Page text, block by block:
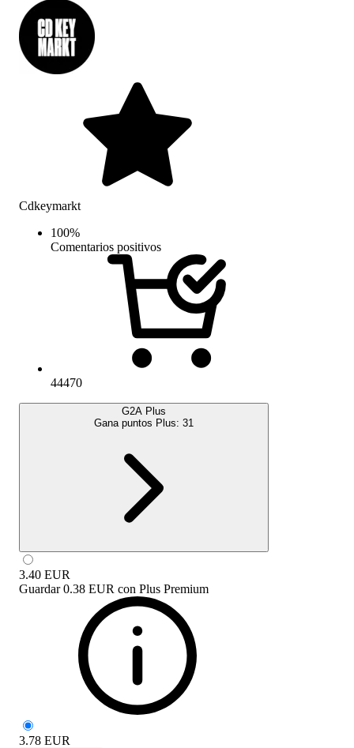
Cdkeymarkt
100%
Comentarios positivos
44470
G2A Plus
Gana puntos Plus: 31
3.40 EUR
Guardar 0.38 EUR con Plus Premium
3.78 EUR